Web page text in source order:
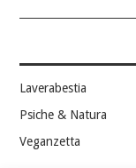
Laverabestia
Psiche & Natura
Veganzetta